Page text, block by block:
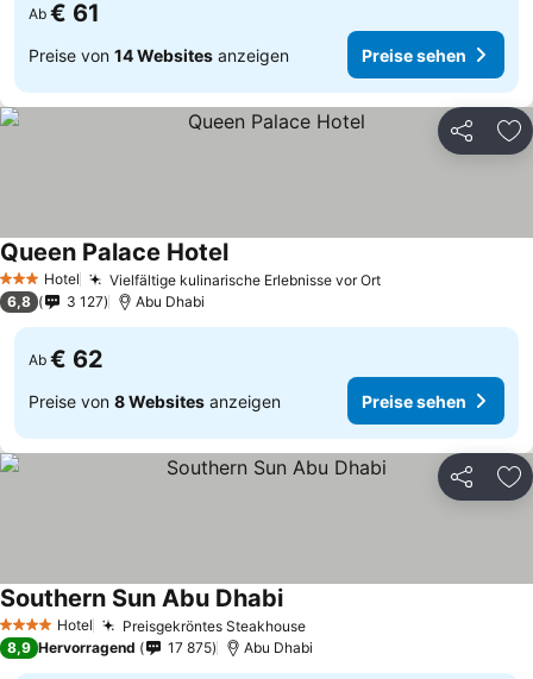
Ab € 61
Preise von 14 Websites anzeigen Preise sehen
Teilen
3 SterneHotel Vielfältige kulinarische Erlebnisse vor Ort
Queen Palace Hotel
6,8 3 127 Abu Dhabi
Ab € 62
Preise von 8 Websites anzeigen Preise sehen
Teilen
4 Sterne Hotel Preisgekröntes Steakhouse
Southern Sun Abu Dhabi
8,9 Hervorragend 17 875 Abu Dhabi